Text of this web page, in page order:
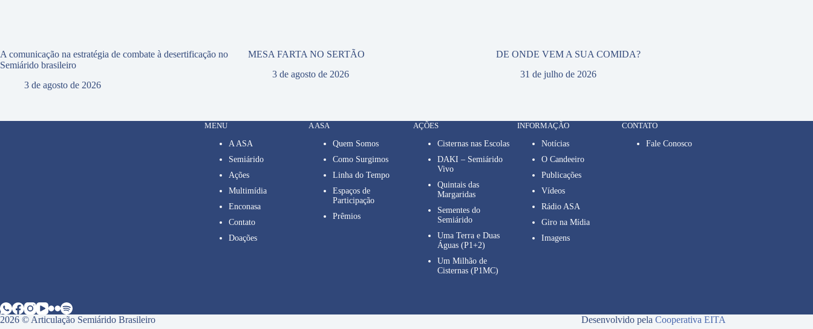
A comunicação na estratégia de combate à desertificação no
Semiárido brasileiro
3 de agosto de 2026
MESA FARTA NO SERTÃO
3 de agosto de 2026
DE ONDE VEM A SUA COMIDA?
31 de julho de 2026
MENU
A ASA
Semiárido
Ações
Multimídia
Enconasa
Contato
Doações
A ASA
Quem Somos
Como Surgimos
Linha do Tempo
Espaços de
Participação
Prêmios
AÇÕES
Cisternas nas Escolas
DAKI – Semiárido
Vivo
Quintais das
Margaridas
Sementes do
Semiárido
Uma Terra e Duas
Águas (P1+2)
Um Milhão de
Cisternas (P1MC)
INFORMAÇÃO
Notícias
O Candeeiro
Publicações
Vídeos
Rádio ASA
Giro na Mídia
Imagens
CONTATO
Fale Conosco
2026 © Articulação Semiárido Brasileiro Desenvolvido pela Cooperativa EITA